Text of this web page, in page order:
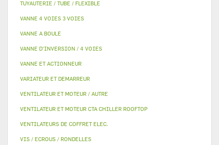
TUYAUTERIE / TUBE / FLEXIBLE
VANNE 4 VOIES 3 VOIES
VANNE A BOULE
VANNE D’INVERSION / 4 VOIES
VANNE ET ACTIONNEUR
VARIATEUR ET DEMARREUR
VENTILATEUR ET MOTEUR / AUTRE
VENTILATEUR ET MOTEUR CTA CHILLER ROOFTOP
VENTILATEURS DE COFFRET ELEC.
VIS / ECROUS / RONDELLES